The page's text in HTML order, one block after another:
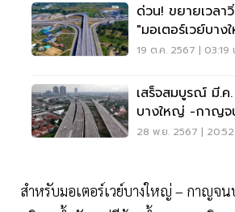
ด่วน! ขยายเวลา
"มอเตอร์เวย์บา
ทุกศุกร์ถึงจันทร์
19 ต.ค. 2567 | 03:19
เสร็จสมบูรณ์ มี.ค
บางใหญ่ -กาญจ
ธ.ค.67 - 2 ม.ค.
28 พ.ย. 2567 |
สำหรับมอเตอร์เวย์บางใหญ่ – กาญจน